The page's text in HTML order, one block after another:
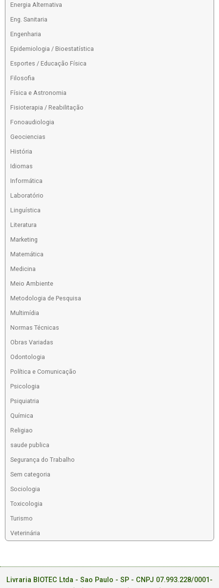
Energia Alternativa
Eng. Sanitaria
Engenharia
Epidemiologia / Bioestatística
Esportes / Educação Física
Filosofia
Física e Astronomia
Fisioterapia / Reabilitação
Fonoaudiologia
Geociencias
História
Idiomas
Informática
Laboratório
Linguística
Literatura
Marketing
Matemática
Medicina
Meio Ambiente
Metodologia de Pesquisa
Multimídia
Normas Técnicas
Obras Variadas
Odontologia
Política e Comunicação
Psicologia
Psiquiatria
Química
Religiao
saude publica
Segurança do Trabalho
Sem categoria
Sociologia
Toxicologia
Turismo
Veterinária
Livraria BIOTEC Ltda - Sao Paulo - SP - CNPJ 07.993.228/0001-